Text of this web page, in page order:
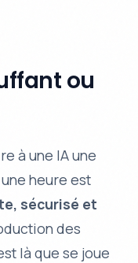
ou
à une IA une
heure est
sécurisé et
des
là que se joue